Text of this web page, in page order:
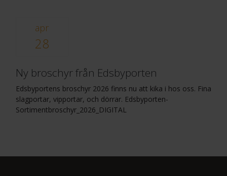
apr
28
Ny broschyr från Edsbyporten
Edsbyportens broschyr 2026 finns nu att kika i hos oss. Fina
slagportar, vipportar, och dörrar. Edsbyporten-
Sortimentbroschyr_2026_DIGITAL